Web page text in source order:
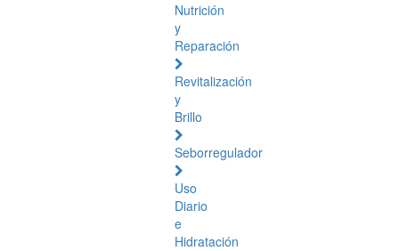
Nutrición
y
Reparación
Revitalización
y
Brillo
Seborregulador
Uso
Diario
e
Hidratación